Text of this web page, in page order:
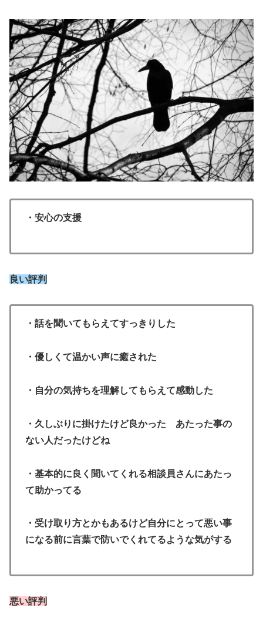
・安心の支援
良い評判
・話を聞いてもらえてすっきりした
・優しくて温かい声に癒された
・自分の気持ちを理解してもらえて感動した
・久しぶりに掛けたけど良かった あたった事の
ない人だったけどね
・基本的に良く聞いてくれる相談員さんにあたっ
て助かってる
・受け取り方とかもあるけど自分にとって悪い事
になる前に言葉で防いでくれてるような気がする
悪い評判